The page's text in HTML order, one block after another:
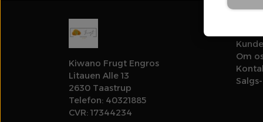
Kiwano Frugt Engros
Litauen Alle 13
2630 Taastrup
Telefon: 40321885
CVR: 17344234
Om